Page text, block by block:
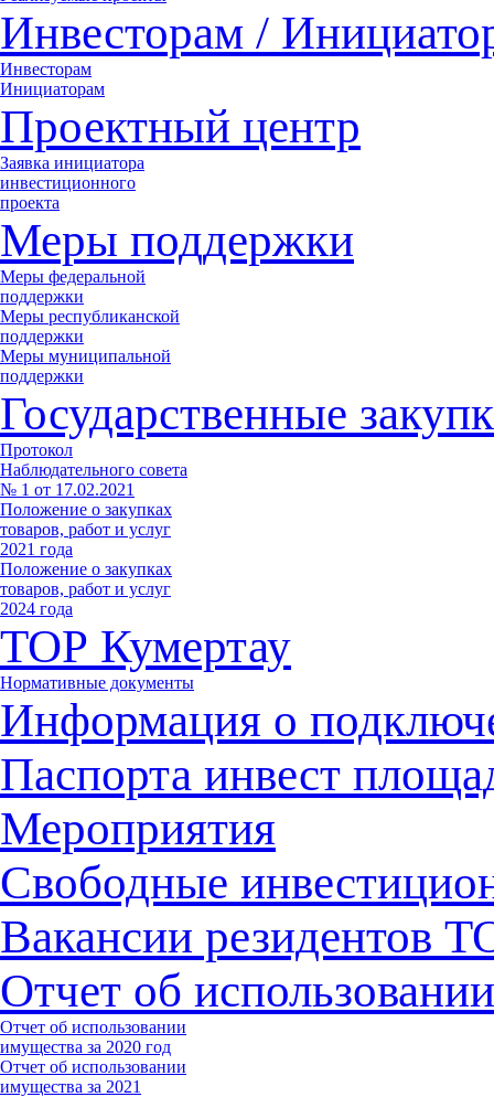
Инвесторам /
Инвесторам
Инициаторам
Проектный центр
Заявка инициатора
инвестиционного
проекта
Меры поддержки
Меры федеральной
поддержки
Меры республиканской
поддержки
Меры муниципальной
поддержки
Государственные
Протокол
Наблюдательного совета
№ 1 от 17.02.2021
Положение о закупках
товаров, работ и услуг
2021 года
Положение о закупках
товаров, работ и услуг
2024 года
ТОР Кумертау
Нормативные документы
Информация о
Паспорта инвест
Мероприятия
Свободные
Вакансии резидентов
Отчет об
Отчет об использовании
имущества за 2020 год
Отчет об использовании
имущества за 2021